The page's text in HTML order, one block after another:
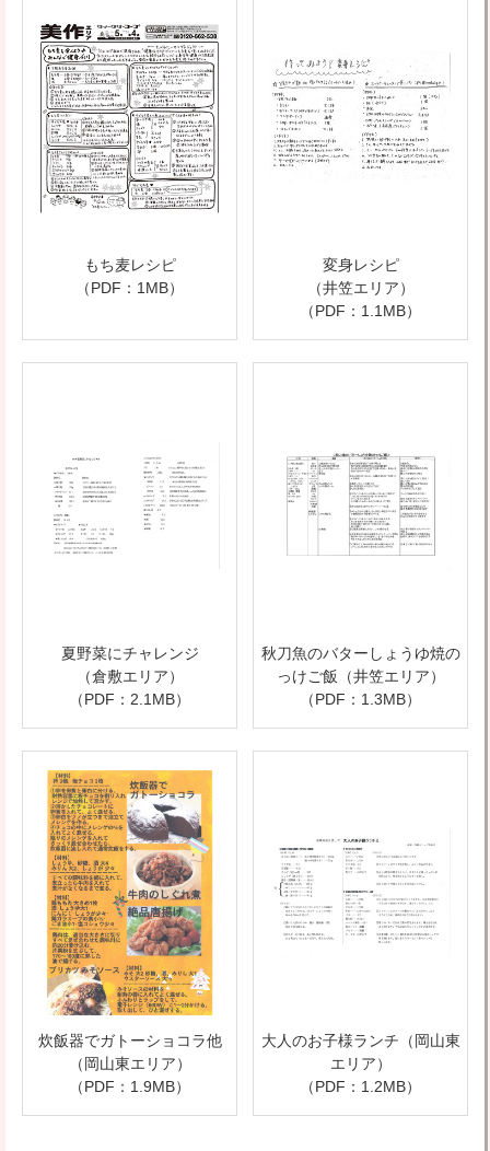
もち麦レシピ
（PDF：1MB）
変身レシピ
（井笠エリア）
（PDF：1.1MB）
夏野菜にチャレンジ
（倉敷エリア）
（PDF：2.1MB）
秋刀魚のバターしょうゆ焼の
っけご飯（井笠エリア）
（PDF：1.3MB）
炊飯器でガトーショコラ他
（岡山東エリア）
（PDF：1.9MB）
大人のお子様ランチ（岡山東
エリア）
（PDF：1.2MB）